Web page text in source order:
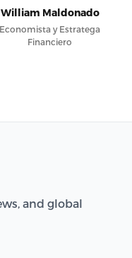
William Maldonado
Economista y Estratega
Financiero
and global